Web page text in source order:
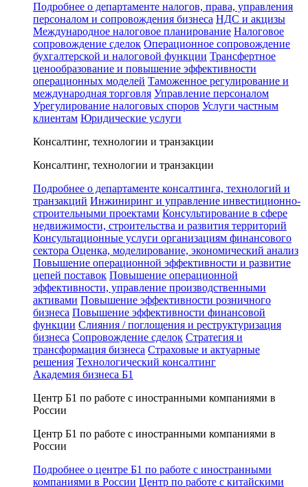
Подробнее о департаменте налогов, права, управления
персоналом и сопровождения бизнеса НДС и акцизы
Международное налоговое планирование Налоговое
сопровождение сделок Операционное сопровождение
бухгалтерской и налоговой функции Трансфертное
ценообразование и повышение эффективности
операционных моделей Таможенное регулирование и
международная торговля Управление персоналом
Урегулирование налоговых споров Услуги частным
клиентам Юридические услуги
Консалтинг, технологии и транзакции
Консалтинг, технологии и транзакции
Подробнее о департаменте консалтинга, технологий и
транзакций Инжиниринг и управление инвестиционно-
строительными проектами Консультирование в сфере
недвижимости, строительства и развития территорий
Консультационные услуги организациям финансового
сектора Оценка, моделирование, экономический анализ
Повышение операционной эффективности и развитие
цепей поставок Повышение операционной
эффективности, управление производственными
активами Повышение эффективности розничного
бизнеса Повышение эффективности финансовой
функции Слияния / поглощения и реструктуризация
бизнеса Сопровождение сделок Стратегия и
трансформация бизнеса Страховые и актуарные
решения Технологический консалтинг
Академия бизнеса Б1
Центр Б1 по работе с иностранными компаниями в
России
Центр Б1 по работе с иностранными компаниями в
России
Подробнее о центре Б1 по работе с иностранными
компаниями в России Центр по работе с китайскими